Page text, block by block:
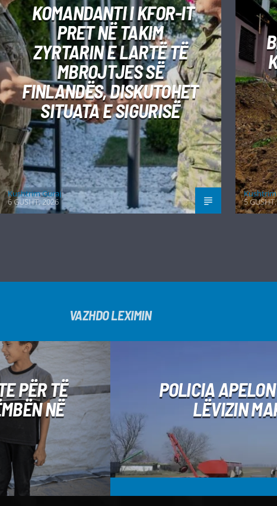
KOMANDANTI I KFOR-IT
PRET NË TAKIM
ZYRTARIN E LARTË TË
MBROJTJES SË
FINLANDËS, DISKUTOHET
SITUATA E SIGURISË
Kushtrim Guraj
6 GUSHT, 2026 5
VAZHDO LEXIMIN
PËR TË
NË
POLICIA
LËVIZIN